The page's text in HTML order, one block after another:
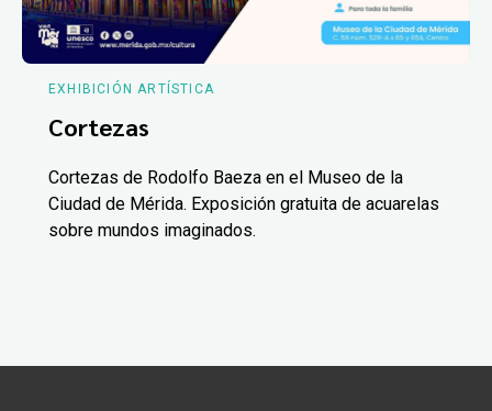
EXHIBICIÓN ARTÍSTICA
Cortezas
Cortezas de Rodolfo Baeza en el Museo de la
Ciudad de Mérida. Exposición gratuita de acuarelas
sobre mundos imaginados.